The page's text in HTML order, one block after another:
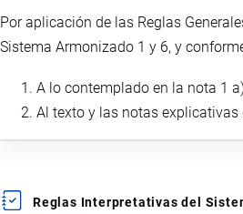
Por aplicación de las Reglas
Sistema Armonizado 1 y 6, y
A lo contemplado en la nota 1
Al texto y las notas explicativas
Reglas Interpretativas del